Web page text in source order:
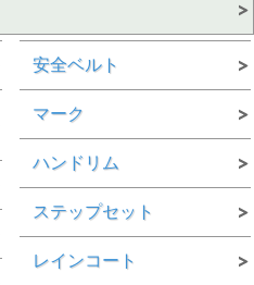
安全ベルト
マーク
ハンドリム
ステップセット
レインコート